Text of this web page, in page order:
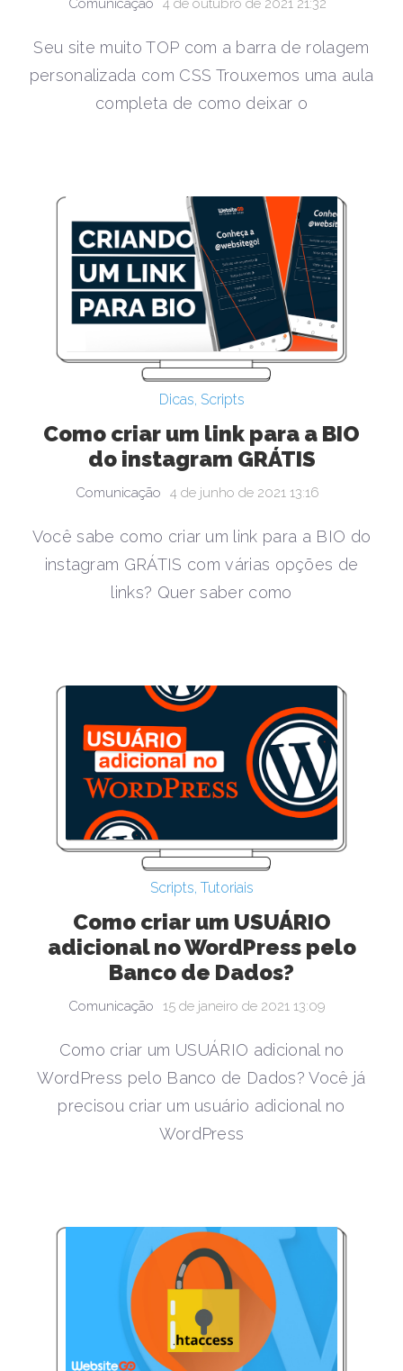
Comunicação 4 de outubro de 2021 21:32
Seu site muito TOP com a barra de rolagem
personalizada com CSS Trouxemos uma aula
completa de como deixar o
Dicas, Scripts
Como criar um link para a BIO
do instagram GRÁTIS
Comunicação 4 de junho de 2021 13:16
Você sabe como criar um link para a BIO do
instagram GRÁTIS com várias opções de
links? Quer saber como
Scripts, Tutoriais
Como criar um USUÁRIO
adicional no WordPress pelo
Banco de Dados?
Comunicação 15 de janeiro de 2021 13:09
Como criar um USUÁRIO adicional no
WordPress pelo Banco de Dados? Você já
precisou criar um usuário adicional no
WordPress